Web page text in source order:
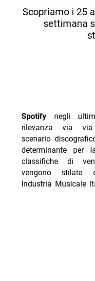
Scopriamo i 25
settimana
Spotify negli
rilevanza via
scenario
determinante per
classifiche di
vengono stilate
Industria Musicale